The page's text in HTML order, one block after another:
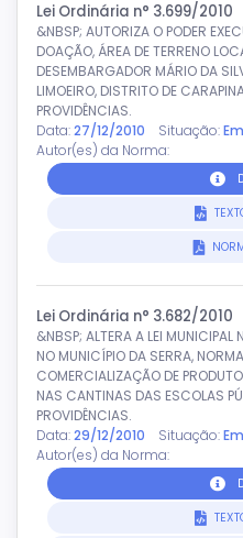
Lei Ordinária n° 3.699/2010
&NBSP; AUTORIZA O PODER
DOAÇÃO, ÁREA DE TERRENO
DESEMBARGADOR MÁRIO DA
LIMOEIRO, DISTRITO DE
PROVIDÊNCIAS.
Data:27/12/2010 Situação:
Autor(es) da Norma:
Lei Ordinária n° 3.682/2010
&NBSP; ALTERA A LEI
NO MUNICÍPIO DA SERRA,
COMERCIALIZAÇÃO DE
NAS CANTINAS DAS ESCOLAS
PROVIDÊNCIAS.
Data:29/12/2010 Situação:
Autor(es) da Norma: